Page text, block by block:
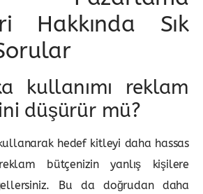
Hakkında Sık
kullanımı reklam
düşürür mü?
hedef kitleyi daha hassas
bütçenizin yanlış kişilere
Bu da doğrudan daha